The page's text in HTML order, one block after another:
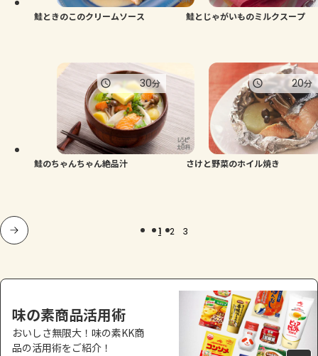
鮭ときのこのクリームソース 鮭とじゃがいものミルクスープ
鮭のちゃんちゃん絶品汁
30分
さけと野菜のホイル焼き
20分
1 2 3
味の素商品活用術
おいしさ無限大！味の素KK商
品の活用術をご紹介！